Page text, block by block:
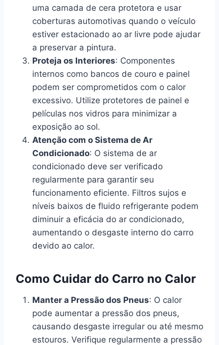
uma camada de cera protetora e usar
coberturas automotivas quando o veículo
estiver estacionado ao ar livre pode ajudar
a preservar a pintura.
Proteja os Interiores: Componentes
internos como bancos de couro e painel
podem ser comprometidos com o calor
excessivo. Utilize protetores de painel e
películas nos vidros para minimizar a
exposição ao sol.
Atenção com o Sistema de Ar
Condicionado: O sistema de ar
condicionado deve ser verificado
regularmente para garantir seu
funcionamento eficiente. Filtros sujos e
níveis baixos de fluido refrigerante podem
diminuir a eficácia do ar condicionado,
aumentando o desgaste interno do carro
devido ao calor.
Como Cuidar do Carro no Calor
Manter a Pressão dos Pneus: O calor
pode aumentar a pressão dos pneus,
causando desgaste irregular ou até mesmo
estouros. Verifique regularmente a pressão